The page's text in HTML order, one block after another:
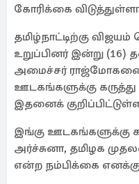
கோரிக்கை
தமிழ்நாட்டிற்கு
உறுப்பினர் இன்று
அமைச்சர் ராஜ்மோகனை
ஊடகங்களுக்கு
இதனைக்
இங்கு ஊடகங்களுக்கு
அர்ச்சுனா, தமிழக
என்ற நம்பிக்கை